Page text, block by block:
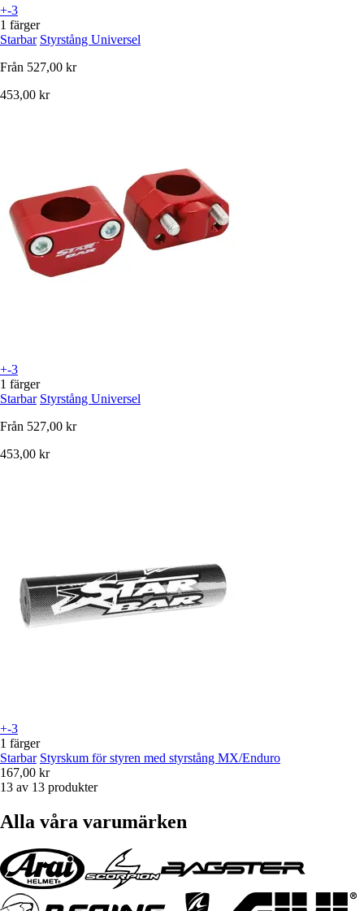
+-3
1 färger
Starbar Styrstång Universel
Från 527,00 kr
453,00 kr
+-3
1 färger
Starbar Styrstång Universel
Från 527,00 kr
453,00 kr
+-3
1 färger
Starbar Styrskum för styren med styrstång MX/Enduro
167,00 kr
13 av 13 produkter
Alla våra varumärken